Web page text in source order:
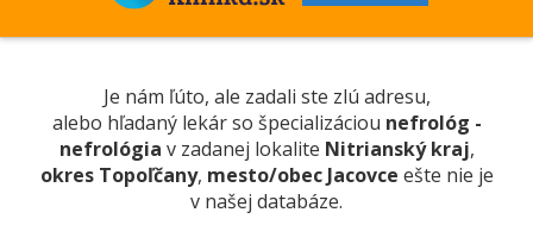
Je nám ľúto, ale zadali ste zlú adresu,
alebo hľadaný lekár so špecializáciou nefrológ -
nefrológia v zadanej lokalite Nitrianský kraj,
okres Topoľčany, mesto/obec Jacovce ešte nie je
v našej databáze.